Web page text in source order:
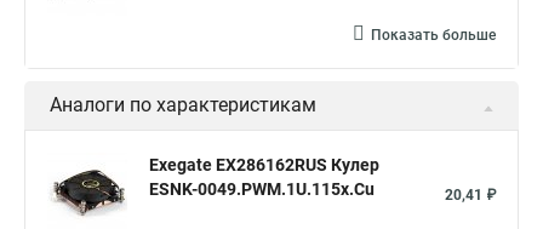
Показать больше
Аналоги по характеристикам
Exegate EX286162RUS Кулер
ESNK-0049.PWM.1U.115x.Cu
20,41 ₽